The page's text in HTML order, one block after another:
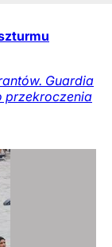
Guardia
przekroczenia